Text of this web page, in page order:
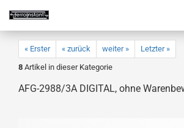
« Erster « zurück weiter »
Letzter »
8 Artikel in dieser Kategorie
AFG-2988/3A DIGITAL, ohne